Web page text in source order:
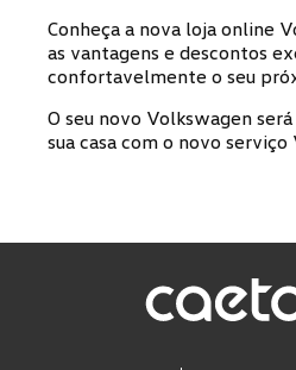
Conheça a nova loja online
as vantagens e descontos
confortavelmente o seu
O seu novo Volkswagen
sua casa com o novo